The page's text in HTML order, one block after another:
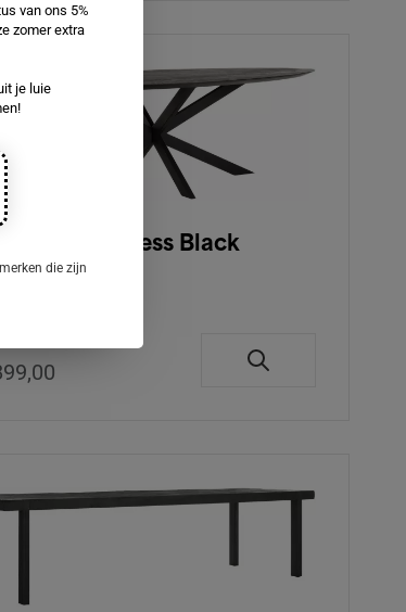
Home Timeless Black
280cm
van ons 5%
zomer extra
je luie
die zijn